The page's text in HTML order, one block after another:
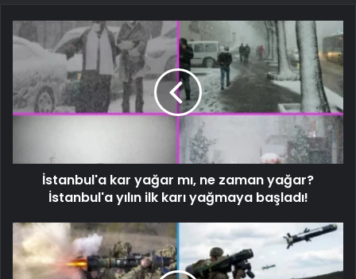
İstanbul'a kar yağar mı, ne zaman yağar?
İstanbul'a yılın ilk karı yağmaya başladı!